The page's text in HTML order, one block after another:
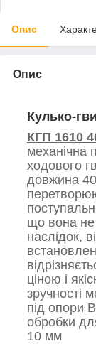
Опис
Опис
Кулько-
КГП 1610
механічна
ходового
довжина
що вона не
наслідок,
ціною і
зручності
під опори
обробки
10 мм